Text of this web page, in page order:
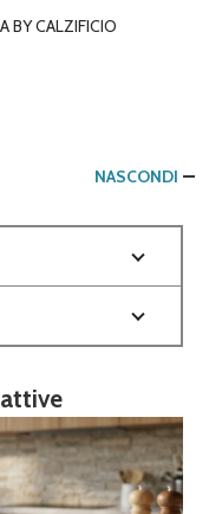
BY CALZIFICIO
NASCONDI